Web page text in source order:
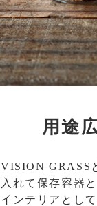
用途
VISION GRASS
入れて保存容器
インテリアとし